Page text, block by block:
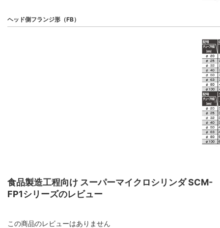
ヘッド側フランジ形（FB）
食品製造工程向け スーパーマイクロシリンダ SCM-
FP1シリーズのレビュー
この商品のレビューはありません